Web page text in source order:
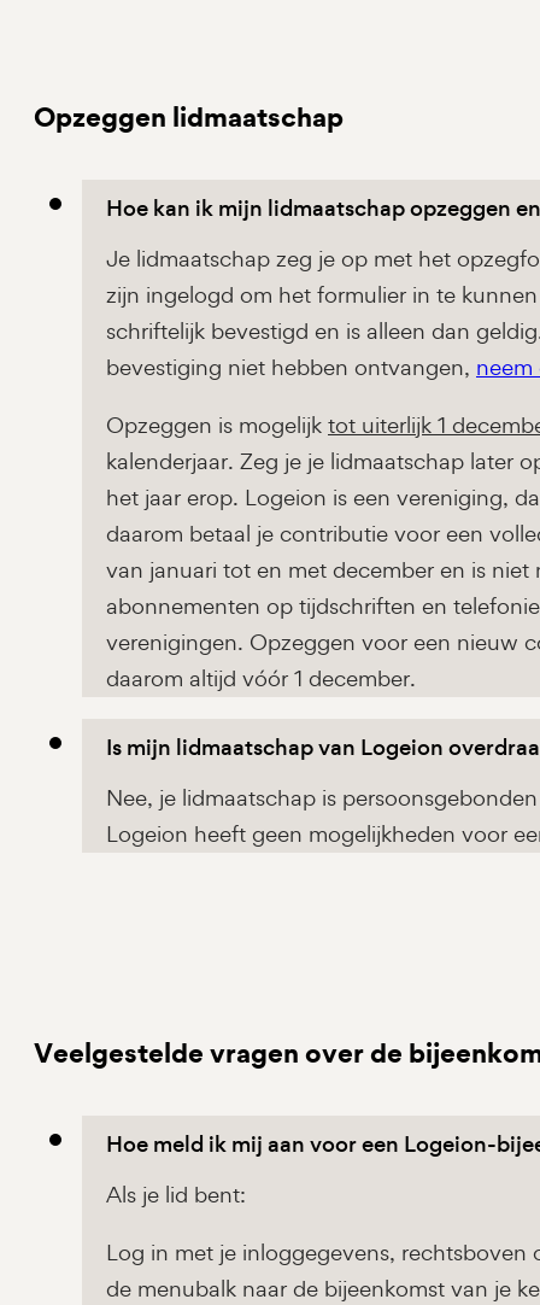
Opzeggen lidmaatschap
Hoe kan ik mijn lidmaatschap opzeggen
Je lidmaatschap zeg je op met het
zijn ingelogd om het formulier in te
schriftelijk bevestigd en is alleen dan
bevestiging niet hebben ontvangen,
Opzeggen is mogelijk tot uiterlijk 1
kalenderjaar. Zeg je je lidmaatschap later
het jaar erop. Logeion is een vereniging,
daarom betaal je contributie voor een
van januari tot en met december en is niet
abonnementen op tijdschriften en
verenigingen. Opzeggen voor een nieuw
daarom altijd vóór 1 december.
Is mijn lidmaatschap van Logeion
Nee, je lidmaatschap is
Logeion heeft geen mogelijkheden voor
Veelgestelde vragen over de
Hoe meld ik mij aan voor een Logeion-
Als je lid bent:
Log in met je inloggegevens,
de menubalk naar de bijeenkomst van je